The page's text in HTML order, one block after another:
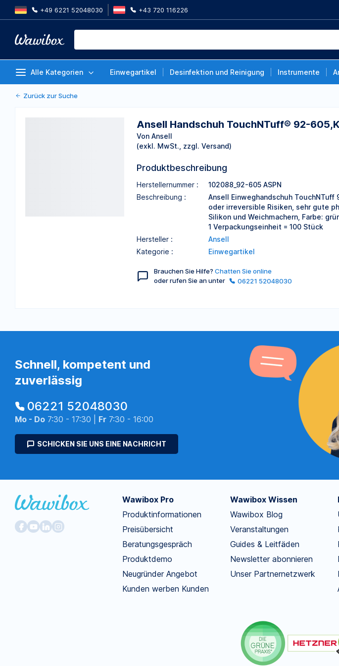
+49 6221 52048030 +43 720 116226
Alle Kategorien Einwegartikel Desinfektion und Reinigung Instrumente
Ansell Handschuh TouchNTuff® 92-
Zurück zur Suche
Ansell Handschuh TouchNTuff® 92-
Von Ansell
(exkl. MwSt., zzgl. Versand)
Produktbeschreibung
Herstellernummer :
102088_92-605 ASPN
Beschreibung :
Ansell Einweghandschuh TouchNTuff
oder irreversible Risiken, sehr gute
Silikon und Weichmachern, Farbe:
1 Verpackungseinheit = 100 Stück
Hersteller :
Ansell
Kategorie :
Einwegartikel
Brauchen Sie Hilfe? Chatten Sie online
oder rufen Sie an unter
06221 52048030
Schnell, kompetent und
zuverlässig
06221 52048030
Mo - Do 7:30 - 17:30 | Fr 7:30 - 16:00
SCHICKEN SIE UNS EINE NACHRICHT
Wawibox Pro
Produktinformationen
Preisübersicht
Beratungsgespräch
Produktdemo
Neugründer Angebot
Kunden werben Kunden
Wawibox Wissen
Wawibox Blog
Veranstaltungen
Guides & Leitfäden
Newsletter abonnieren
Unser Partnernetzwerk